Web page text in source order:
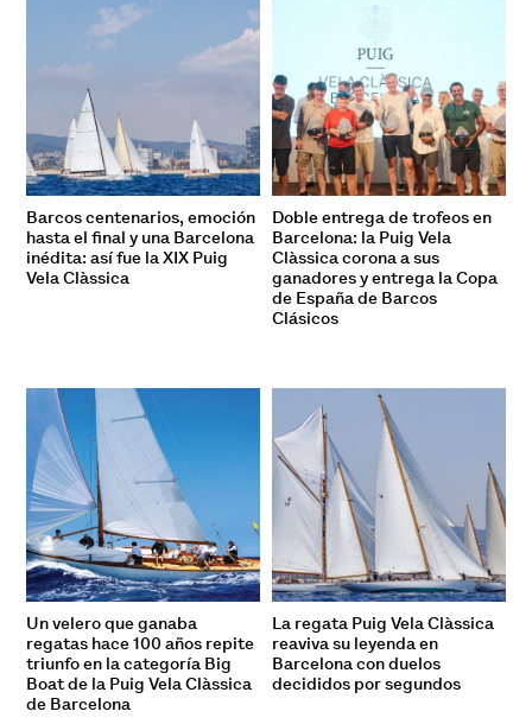
Barcos centenarios, emoción
hasta el final y una Barcelona
inédita: así fue la XIX Puig
Vela Clàssica
Doble entrega de trofeos en
Barcelona: la Puig Vela
Clàssica corona a sus
ganadores y entrega la Copa
de España de Barcos
Clásicos
Un velero que ganaba
regatas hace 100 años repite
triunfo en la categoría Big
Boat de la Puig Vela Clàssica
de Barcelona
La regata Puig Vela Clàssica
reaviva su leyenda en
Barcelona con duelos
decididos por segundos